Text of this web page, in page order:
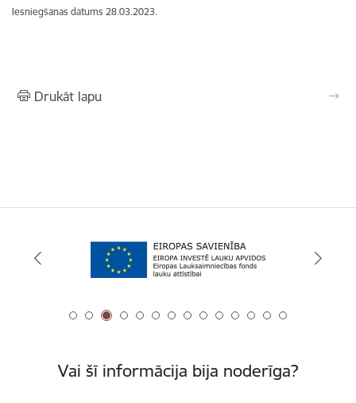
Iesniegšanas datums 28.03.2023.
Drukāt lapu
Vai šī informācija bija noderīga?